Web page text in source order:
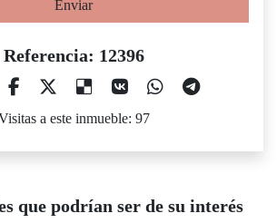
Enviar
Referencia: 12396
a este inmueble: 97
que podrían ser de su interés